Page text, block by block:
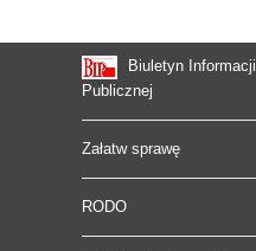
Biuletyn Informacji
Publicznej
Załatw sprawę
RODO